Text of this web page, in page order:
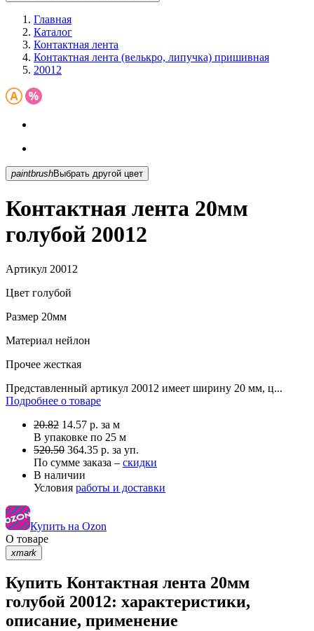
Главная
Каталог
Контактная лента
Контактная лента (велькро, липучка) пришивная
20012
paintbrush Выбрать другой цвет
Контактная лента 20мм
голубой 20012
Артикул 20012
Цвет голубой
Размер 20мм
Материал нейлон
Прочее жесткая
Представленный артикул 20012 имеет ширину 20 мм, ц...
Подробнее о товаре
20.82 14.57 р. за м
В упаковке по 25 м
520.50 364.35 р. за уп.
По сумме заказа – скидки
В наличии
Условия работы и доставки
Купить на Ozon
О товаре
xmark
Купить Контактная лента 20мм
голубой 20012: характеристики,
описание, применение